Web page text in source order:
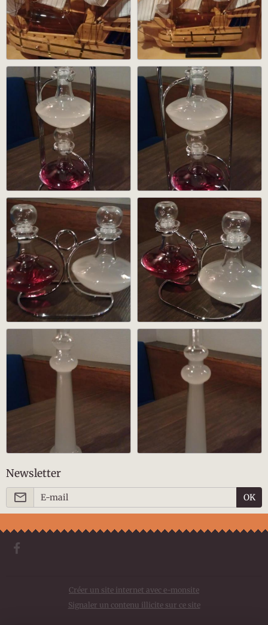
Newsletter
OK
Créer un site internet avec e-monsite
Signaler un contenu illicite sur ce site